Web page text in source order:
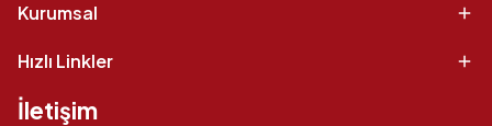
Kurumsal
Hızlı Linkler
İletişim